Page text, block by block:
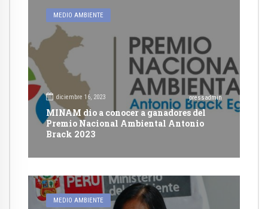
MEDIO AMBIENTE
diciembre 16, 2023 pressadmin
MINAM dio a conocer a ganadores del
Premio Nacional Ambiental Antonio
Brack 2023
MEDIO AMBIENTE